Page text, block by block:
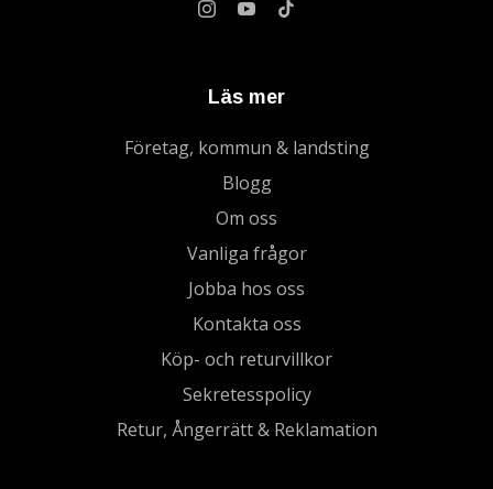
Läs mer
Företag, kommun & landsting
Blogg
Om oss
Vanliga frågor
Jobba hos oss
Kontakta oss
Köp- och returvillkor
Sekretesspolicy
Retur, Ångerrätt & Reklamation